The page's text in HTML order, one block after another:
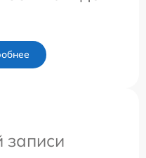
записи